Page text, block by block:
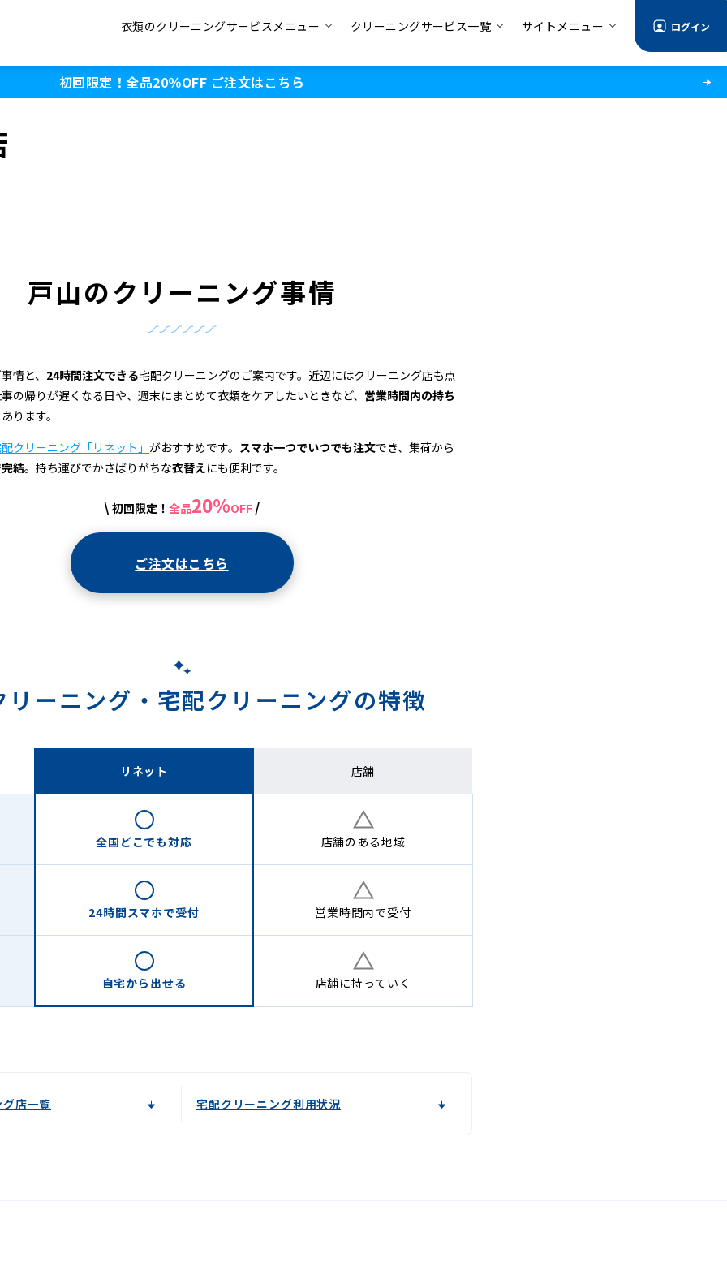
衣類のクリーニングサービスメニュー クリーニングサービス一覧 サイトメニュー ログイン
初回限定！全品20％OFF ご注文はこちら
戸山のクリーニング事情
情と、 24時間注文できる宅配クリーニングのご案内です。近辺にはクリーニング店も点
の帰りが遅くなる日や、週末にまとめて衣類をケアしたいときなど、 営業時間内の持ち
ります。
クリーニング「リネット」 がおすすめです。 スマホ一つでいつでも注文でき、集荷から
結。持ち運びでかさばりがちな衣替えにも便利です。
\ 初回限定！ 全品20%OFF /
ご注文はこちら
リーニング・ 宅配クリーニングの特徴
リネット 店舗
全国どこでも対応 店舗の ある地域
24時間スマホで受付 営業時間内で受付
自宅から 出せる 店舗に持っていく
店一覧 宅配クリーニング利用状況